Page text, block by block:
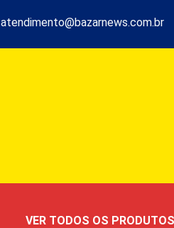
atendimento@bazarnews.com.br
VER TODOS OS PRODUTOS